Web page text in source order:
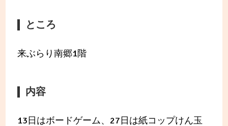
ところ
来ぶらり南郷1階
内容
13日はボードゲーム、27日は紙コップけん玉